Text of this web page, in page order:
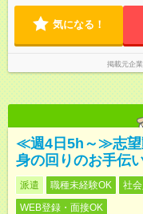
気になる！
掲載元企
≪週4日5h～≫志望
身の回りのお手伝
派遣 職種未経験OK 社
WEB登録・面接OK